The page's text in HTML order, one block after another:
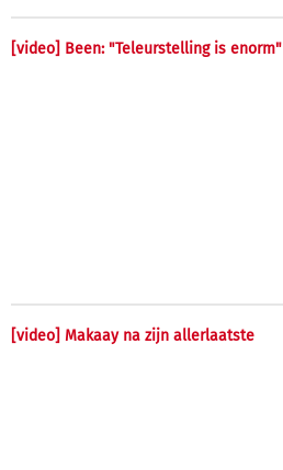
[video] Been: "Teleurstelling is enorm"
[video] Makaay na zijn allerlaatste